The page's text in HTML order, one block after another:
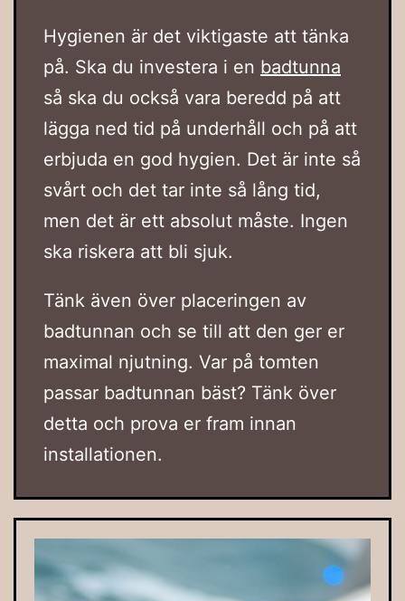
Hygienen är det viktigaste att tänka
på. Ska du investera i en badtunna
så ska du också vara beredd på att
lägga ned tid på underhåll och på att
erbjuda en god hygien. Det är inte så
svårt och det tar inte så lång tid,
men det är ett absolut måste. Ingen
ska riskera att bli sjuk.
Tänk även över placeringen av
badtunnan och se till att den ger er
maximal njutning. Var på tomten
passar badtunnan bäst? Tänk över
detta och prova er fram innan
installationen.